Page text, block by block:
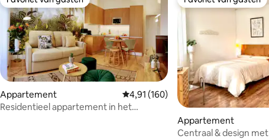
van 4,98 uit 5, 128 recensies
Favoriet van gasten
Appartement Gemiddelde beoordeling van 4,91
4,91 (160)
Residentieel appartement in het
Favoriet van gasten
Appartement
Centraal & design